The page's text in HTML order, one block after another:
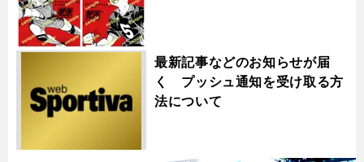
最新記事などのお知らせが届
く プッシュ通知を受け取る方
法について